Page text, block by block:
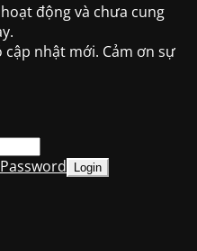
động và chưa cung
nhật mới. Cảm ơn sự